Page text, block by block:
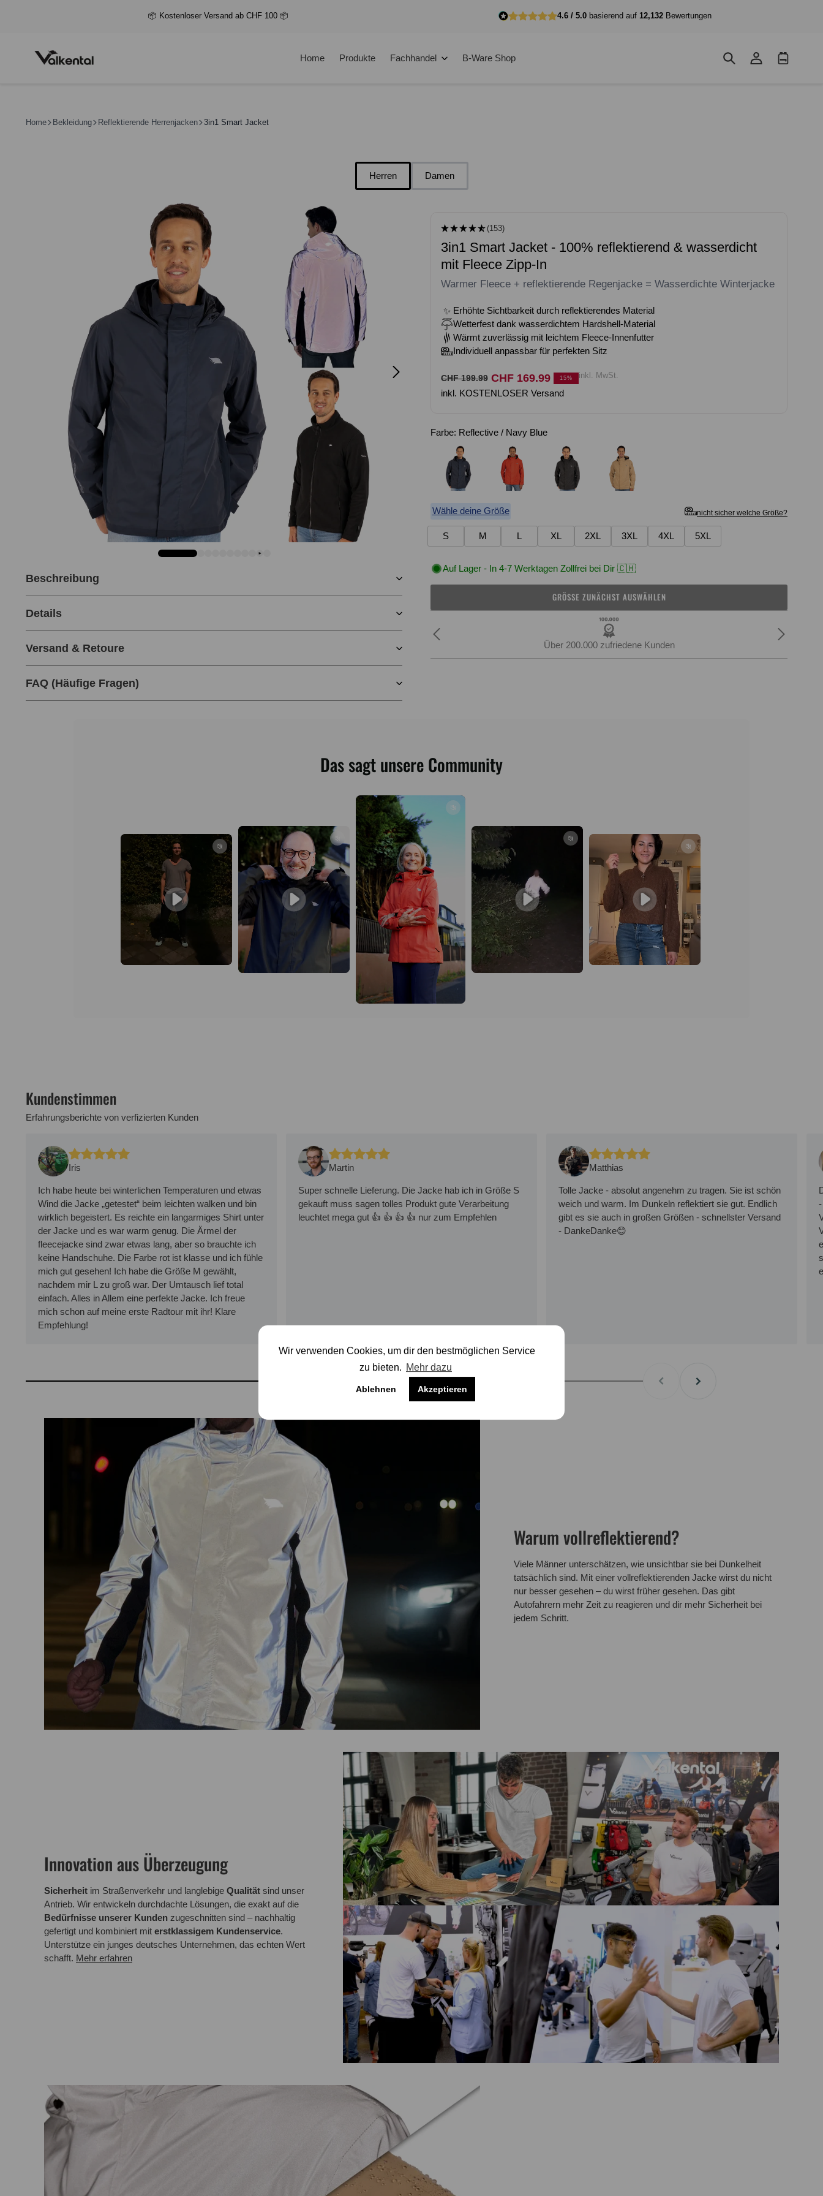
📦 Kostenloser Versand ab CHF 100 📦 4.6 / 5.0 basierend auf 12,132 Bewertungen
Home Produkte Fachhandel B-Ware Shop EinloggenWarenkorb
Home Bekleidung Reflektierende Herrenjacken 3in1 Smart Jacket
Herren Damen
Beschreibung
Details
Versand & Retoure
FAQ (Häufige Fragen)
(153)
3in1 Smart Jacket - 100% reflektierend & wasserdicht
mit Fleece Zipp-In
Warmer Fleece + reflektierende Regenjacke = Wasserdichte Winterjacke
✨ Erhöhte Sichtbarkeit durch reflektierendes Material
Wetterfest dank wasserdichtem Hardshell-Material
Wärmt zuverlässig mit leichtem Fleece-Innenfutter
Individuell anpassbar für perfekten Sitz
Normaler
Preis
CHF 199.99
VerkaufspreisCHF 169.99 15% inkl. MwSt.
inkl. KOSTENLOSER Versand
Farbe: Reflective / Navy Blue
Wähle deine Größe nicht sicher welche Größe?
S M L XL 2XL 3XL 4XL 5XL
Auf Lager - In 4-7 Werktagen Zollfrei bei Dir 🇨🇭
GRÖSSE ZUNÄCHST AUSWÄHLEN
Einfache Retoure
Das sagt unsere Community
Kundenstimmen
Erfahrungsberichte von verfizierten Kunden
Iris
Ich habe heute bei winterlichen Temperaturen und etwas
Wind die Jacke „getestet“ beim leichten walken und bin
wirklich begeistert. Es reichte ein langarmiges Shirt unter
der Jacke und es war warm genug. Die Ärmel der
fleecejacke sind zwar etwas lang, aber so brauchte ich
keine Handschuhe. Die Farbe rot ist klasse und ich fühle
mich gut gesehen! Ich habe die Größe M gewählt,
nachdem mir L zu groß war. Der Umtausch lief total
einfach. Alles in Allem eine perfekte Jacke. Ich freue
mich schon auf meine erste Radtour mit ihr! Klare
Empfehlung!
Martin
Super schnelle Lieferung. Die Jacke hab ich in Größe S
gekauft muss sagen tolles Produkt gute Verarbeitung
leuchtet mega gut 👍 👍 👍 👍 nur zum Empfehlen
Matthias
Tolle Jacke - absolut angenehm zu tragen. Sie ist schön
weich und warm. Im Dunkeln reflektiert sie gut. Endlich
gibt es sie auch in großen Größen - schnellster Versand
- DankeDanke😊
Warum vollreflektierend?
Viele Männer unterschätzen, wie unsichtbar sie bei Dunkelheit
tatsächlich sind. Mit einer vollreflektierenden Jacke wirst du nicht
nur besser gesehen – du wirst früher gesehen. Das gibt
Autofahrern mehr Zeit zu reagieren und dir mehr Sicherheit bei
jedem Schritt.
Innovation aus Überzeugung
Sicherheit im Straßenverkehr und langlebige Qualität sind unser
Antrieb. Wir entwickeln durchdachte Lösungen, die exakt auf die
Bedürfnisse unserer Kunden zugeschnitten sind – nachhaltig
gefertigt und kombiniert mit erstklassigem Kundenservice.
Unterstütze ein junges deutsches Unternehmen, das echten Wert
schafft. Mehr erfahren
Wir verwenden Cookies, um dir den bestmöglichen Service
zu bieten. Mehr dazu
Ablehnen Akzeptieren